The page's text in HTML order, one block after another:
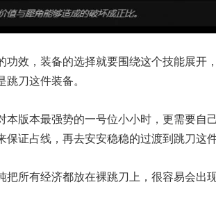
功效，装备的选择就要围绕这个技能展开
刀这件装备。
本版本最强势的一号位小小时，更需要自
证占线，再去安安稳稳的过渡到跳刀这件
把所有经济都放在裸跳刀上，很容易会出